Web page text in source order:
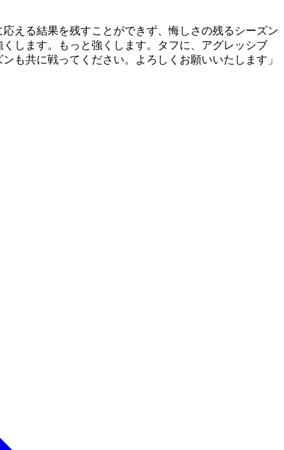
える結果を残すことができず、悔しさの残るシーズン
します。もっと強くします。タフに、アグレッシブ
も共に戦ってください。よろしくお願いいたします」